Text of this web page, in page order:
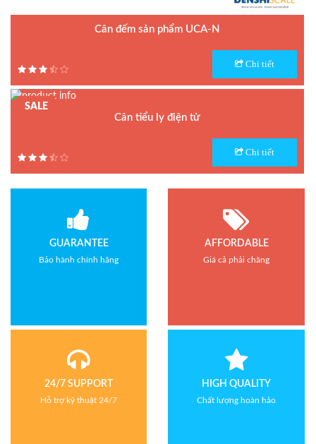
Cân đếm sản phẩm UCA-N
Hãng sản xuất : UTE - Taiwan
Bảo hành: 1.5 năm
Chi tiết
SALE
Cân tiểu ly điện tử
Hãng sản xuất : Jadever
Chi tiết
GUARANTEE
Bảo hành chính hãng
AFFORDABLE
Giá cả phải chăng
24/7 SUPPORT
Hỗ trợ kỹ thuật 24/7
HIGH QUALITY
Chất lượng hoàn hảo